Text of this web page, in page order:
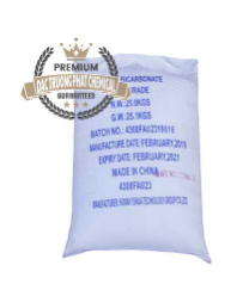
Sodium Bicarbonate – Bicar
NaHCO3 Feed Grade Hunan
Yuhua Trung Quốc China